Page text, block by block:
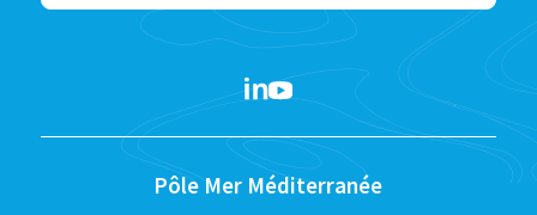
Pôle Mer Méditerranée